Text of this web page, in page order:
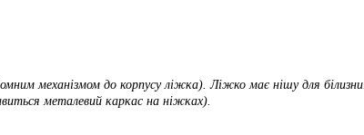
механізмом до корпусу ліжка). Ліжко має нішу для білизни.
металевий каркас на ніжках).